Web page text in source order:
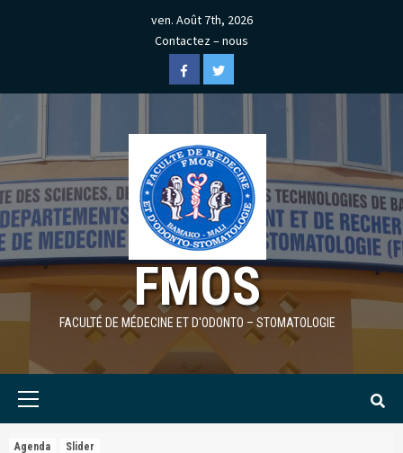
ven. Août 7th, 2026
Contactez – nous
FacebookTwitter
FMOS
FACULTÉ DE MÉDECINE ET D'ODONTO – STOMATOLOGIE
Agenda Slider